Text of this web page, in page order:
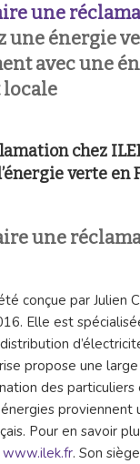
une
une énergie
avec une
locale
chez
verte en
une
conçue par Julien
Elle est
propose une
des
proviennent
Pour en savoir
www.ilek.fr. Son